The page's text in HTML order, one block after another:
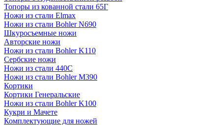
Топоры из кованной стали 65Г
Ножи из стали Elmax
Ножи из стали Bohler N690
Шкуросъемные ножи
Авторские ножи
Ножи из стали Bohler K110
Сербские ножи
Ножи из стали 440С
Ножи из стали Bohler M390
Кортики
Кортики Генеральские
Ножи из стали Bohler K100
Кукри и Мачете
Комплектующие для ножей